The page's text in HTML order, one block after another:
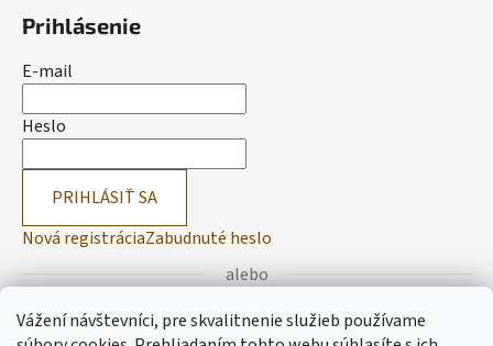
Vážení návštevníci, pre skvalitnenie služieb používame
Prihlásenie
E-mail
Heslo
PRIHLÁSIŤ SA
Nová registráciaZabudnuté heslo
alebo
Prihlásiť sa cez Facebook